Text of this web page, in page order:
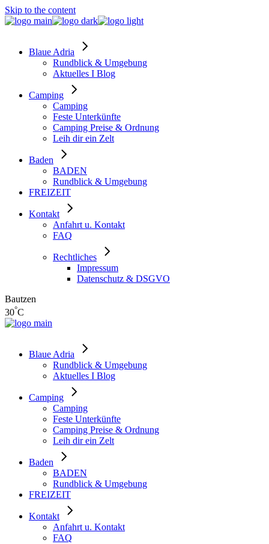
Skip to the content
Blaue Adria
Rundblick & Umgebung
Aktuelles I Blog
Camping
Camping
Feste Unterkünfte
Camping Preise & Ordnung
Leih dir ein Zelt
Baden
BADEN
Rundblick & Umgebung
FREIZEIT
Kontakt
Anfahrt u. Kontakt
FAQ
Rechtliches
Impressum
Datenschutz & DSGVO
Bautzen
30°C
Blaue Adria
Rundblick & Umgebung
Aktuelles I Blog
Camping
Camping
Feste Unterkünfte
Camping Preise & Ordnung
Leih dir ein Zelt
Baden
BADEN
Rundblick & Umgebung
FREIZEIT
Kontakt
Anfahrt u. Kontakt
FAQ